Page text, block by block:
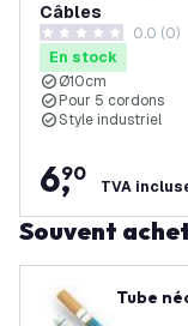
Câbles
0 étoiles de notation
0.0 (0)
En stock
Ø10cm
Pour 5 cordons
Style industriel
6,
90
TVA
Souvent
Tube
0K -